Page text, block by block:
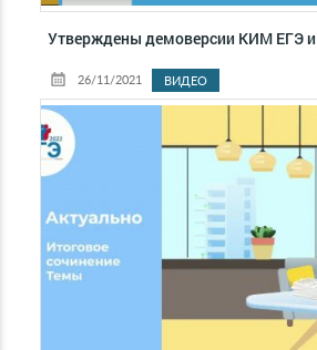
Утверждены демоверсии КИМ ЕГЭ и
26/11/2021 ВИДЕО